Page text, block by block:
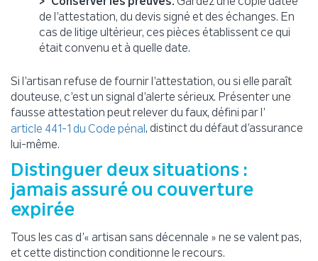
de l’attestation, du devis signé et des échanges. En
cas de litige ultérieur, ces pièces établissent ce qui
était convenu et à quelle date.
Si l’artisan refuse de fournir l’attestation, ou si elle paraît
douteuse, c’est un signal d’alerte sérieux. Présenter une
fausse attestation peut relever du faux, défini par l’
article 441-1 du Code pénal , distinct du défaut d’assurance
lui-même.
Distinguer deux situations :
jamais assuré ou couverture
expirée
Tous les cas d’« artisan sans décennale » ne se valent pas,
et cette distinction conditionne le recours.